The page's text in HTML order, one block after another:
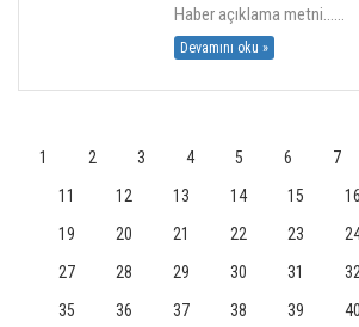
Haber açıklama metni......
Devamını oku »
1 2 3 4 5 6 7
11
12 13 14 15 16
19
20 21 22 23
27
28 29 30 31 32
35
36 37 38 39 40